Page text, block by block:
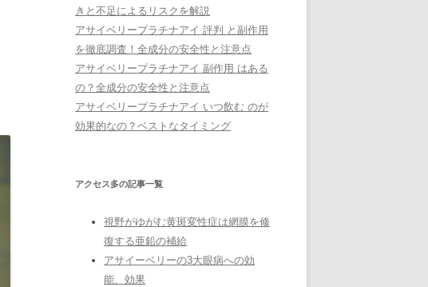
きと不足によるリスクを解説
アサイベリープラチナアイ 評判 と副作用
を徹底調査！全成分の安全性と注意点
アサイベリープラチナアイ 副作用 はある
の？全成分の安全性と注意点
アサイベリープラチナアイ いつ飲む のが
効果的なの？ベストなタイミング
アクセス多の記事一覧
視野がゆがむ黄斑変性症は網膜を修
復する亜鉛の補給
アサイーベリーの3大眼病への効
能、効果